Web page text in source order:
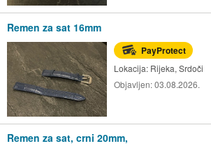
Remen za sat 16mm
PayProtect
Lokacija: Rijeka, Srdoči
Objavljen:03.08.2026.
Remen za sat, crni 20mm,